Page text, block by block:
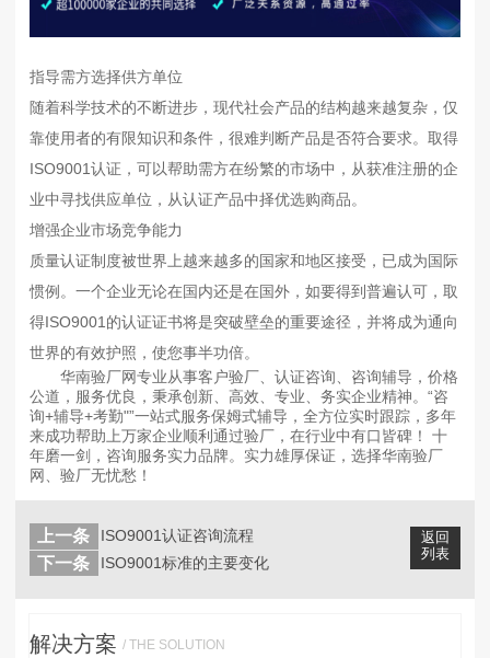
指导需方选择供方单位
随着科学技术的不断进步，现代社会产品的结构越来越复杂，仅
靠使用者的有限知识和条件，很难判断产品是否符合要求。取得
ISO9001认证，可以帮助需方在纷繁的市场中，从获准注册的企
业中寻找供应单位，从认证产品中择优选购商品。
增强企业市场竞争能力
质量认证制度被世界上越来越多的国家和地区接受，已成为国际
惯例。一个企业无论在国内还是在国外，如要得到普遍认可，取
得ISO9001的认证证书将是突破壁垒的重要途径，并将成为通向
世界的有效护照，使您事半功倍。
华南验厂网专业从事客户验厂、认证咨询、咨询辅导，价格
公道，服务优良，秉承创新、高效、专业、务实企业精神。“咨
询+辅导+考勤"”一站式服务保姆式辅导，全方位实时跟踪，多年
来成功帮助上万家企业顺利通过验厂，在行业中有口皆碑！ 十
年磨一剑，咨询服务实力品牌。实力雄厚保证，选择华南验厂
网、验厂无忧愁！
返回
列表
上一条 ISO9001认证咨询流程
下一条 ISO9001标准的主要变化
解决方案 / THE SOLUTION